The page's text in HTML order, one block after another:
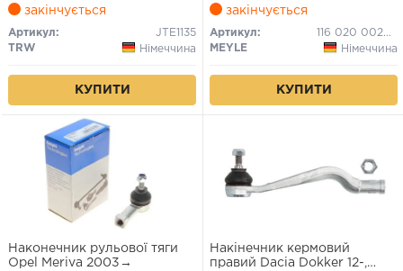
закінчується
Артикул:
JTE1135
TRW
Німеччина
КУПИТИ
закінчується
Артикул:
116 020 0026/HD
MEYLE
Німеччина
КУПИТИ
Наконечник рульової тяги
Opel Meriva 2003→
Накінечник кермовий
правий Dacia Dokker 12-,